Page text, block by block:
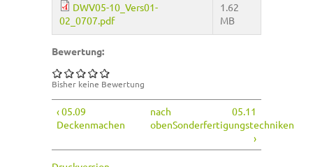
DWV05-10_Vers01-
02_0707.pdf
1.62
MB
Bewertung:
Bisher keine Bewertung
‹ 05.09
Deckenmachen
nach
oben
05.11
Sonderfertigungstechniken
›